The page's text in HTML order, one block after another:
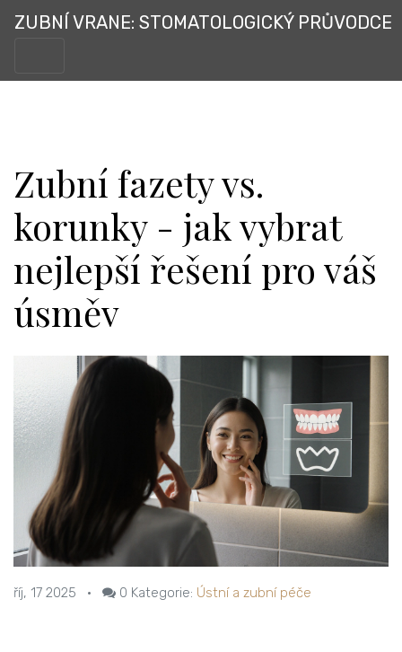
ZUBNÍ VRANE: STOMATOLOGICKÝ PRŮVODCE
Zubní fazety vs.
korunky - jak vybrat
nejlepší řešení pro váš
úsměv
říj, 17 2025 • 0 Kategorie: Ústní a zubní péče